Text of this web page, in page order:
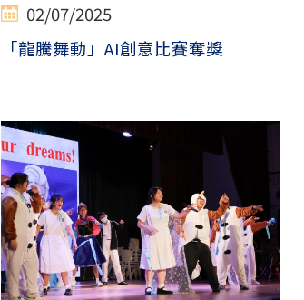
02/07/2025
「龍騰舞動」AI創意比賽奪獎